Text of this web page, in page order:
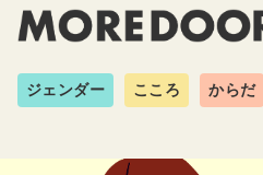
ジェンダー こころ からだ